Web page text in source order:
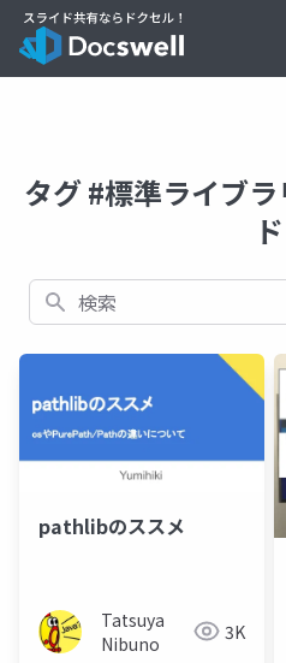
タグ #標準ライブ
ド
検索
pathlibのススメ
Tatsuya
Nibuno
3K